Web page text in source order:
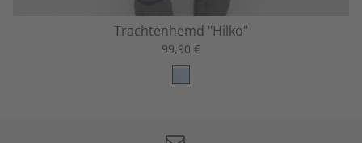
Trachtenhemd "Hilko"
99,90 €